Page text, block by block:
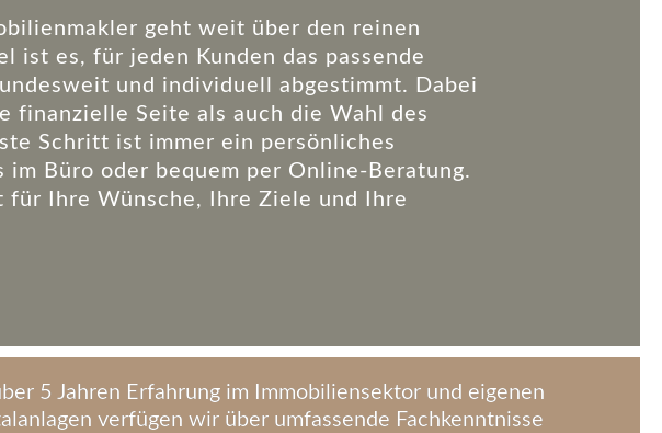
geht weit über den reinen
ist es, für jeden Kunden das passende
und individuell abgestimmt. Dabei
finanzielle Seite als auch die Wahl des
Schritt ist immer ein persönliches
im Büro oder bequem per Online-Beratung.
für Ihre Wünsche, Ihre Ziele und Ihre
5 Jahren Erfahrung im Immobiliensektor und eigenen
verfügen wir über umfassende Fachkenntnisse